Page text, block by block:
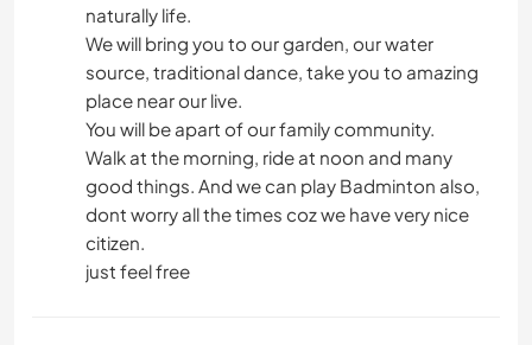
naturally life.
We will bring you to our garden, our water
source, traditional dance, take you to amazing
place near our live.
You will be apart of our family community.
Walk at the morning, ride at noon and many
good things. And we can play Badminton also,
dont worry all the times coz we have very nice
citizen.
just feel free